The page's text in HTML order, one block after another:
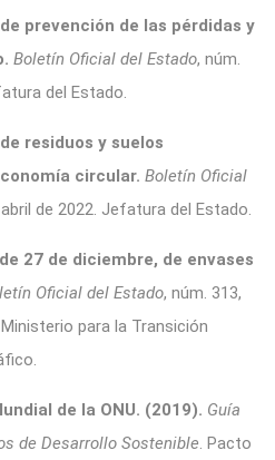
prevención de las pérdidas y
Boletín Oficial del Estado, núm.
del Estado.
residuos y suelos
circular. Boletín Oficial
de 2022. Jefatura del Estado.
27 de diciembre, de envases
Oficial del Estado, núm. 313,
Ministerio para la Transición
de la ONU. (2019). Guía
de Desarrollo Sostenible. Pacto